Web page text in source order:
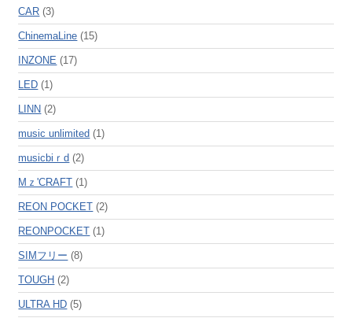
CAR (3)
ChinemaLine (15)
INZONE (17)
LED (1)
LINN (2)
music unlimited (1)
musicbiｒd (2)
Mｚ'CRAFT (1)
REON POCKET (2)
REONPOCKET (1)
SIMフリー (8)
TOUGH (2)
ULTRA HD (5)